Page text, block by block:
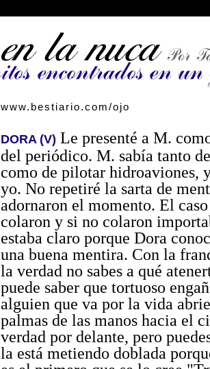
www.bestiario.com/ojo
DORA (V) Le presenté a M.
del periódico. M. sabía tanto
como de pilotar hidroaviones,
yo. No repetiré la sarta de
adornaron el momento. El caso
colaron y si no colaron
estaba claro porque Dora
una buena mentira. Con la
la verdad no sabes a qué
puede saber que tortuoso
alguien que va por la vida
palmas de las manos hacia el
verdad por delante, pero
la está metiendo doblada